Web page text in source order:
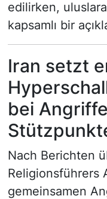
edilirken,
kapsamlı bir
Iran setzt
bei
Nach Berichten
Religionsführers
gemeinsamen